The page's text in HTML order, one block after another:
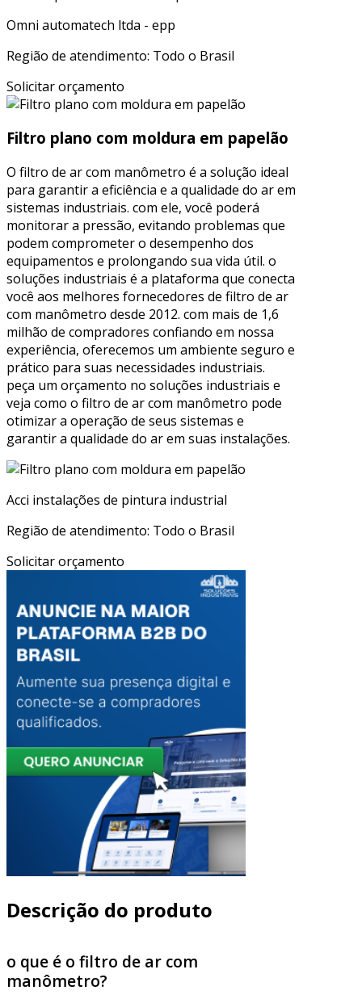
Omni automatech ltda - epp
Região de atendimento: Todo o Brasil
Solicitar orçamento
Filtro plano com moldura em papelão
O filtro de ar com manômetro é a solução ideal
para garantir a eficiência e a qualidade do ar em
sistemas industriais. com ele, você poderá
monitorar a pressão, evitando problemas que
podem comprometer o desempenho dos
equipamentos e prolongando sua vida útil. o
soluções industriais é a plataforma que conecta
você aos melhores fornecedores de filtro de ar
com manômetro desde 2012. com mais de 1,6
milhão de compradores confiando em nossa
experiência, oferecemos um ambiente seguro e
prático para suas necessidades industriais.
peça um orçamento no soluções industriais e
veja como o filtro de ar com manômetro pode
otimizar a operação de seus sistemas e
garantir a qualidade do ar em suas instalações.
Acci instalações de pintura industrial
Região de atendimento: Todo o Brasil
Solicitar orçamento
Descrição do produto
o que é o filtro de ar com
manômetro?